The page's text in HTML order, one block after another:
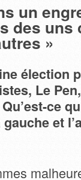
un
des uns
»
élection
Le
ce
et